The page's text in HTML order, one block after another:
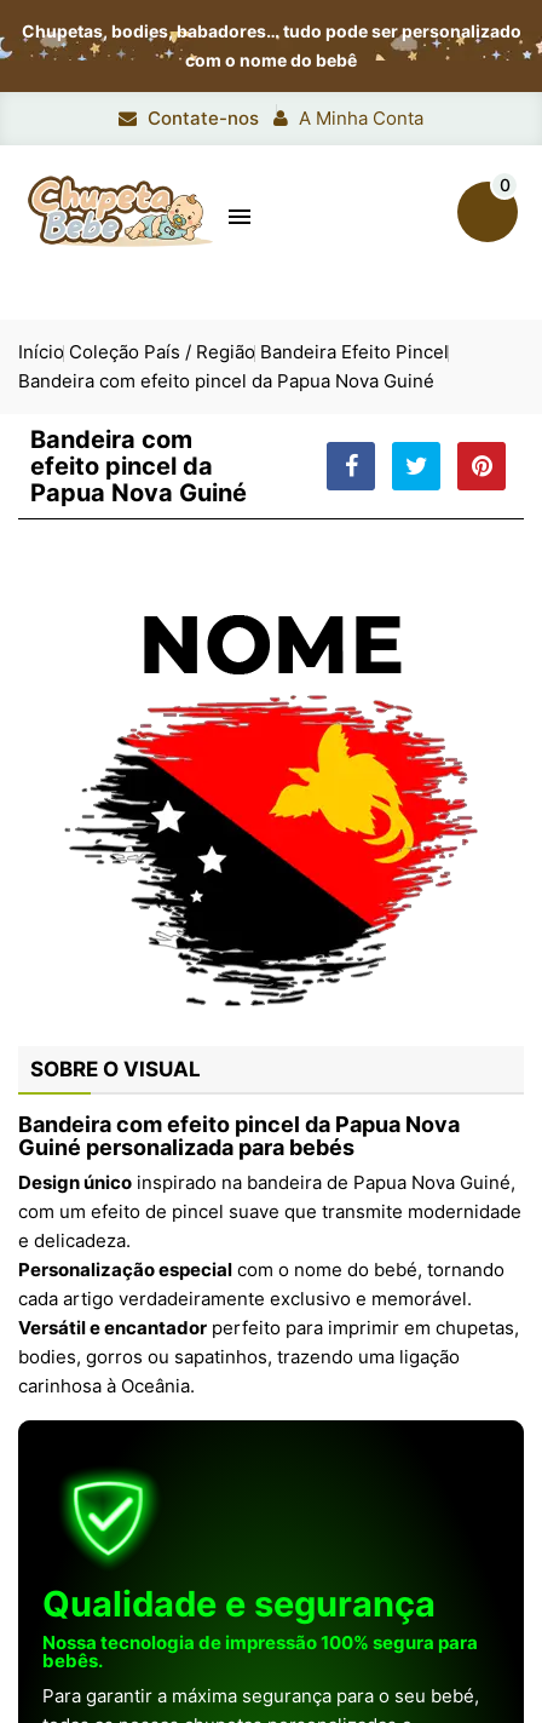
Chupetas, bodies, babadores…tudo pode ser personalizado
com o nome do bebê
Contate-nos A Minha Conta

0
Início Coleção País / Região Bandeira Efeito Pincel
Bandeira com efeito pincel da Papua Nova Guiné
Bandeira com
efeito pincel da
Papua Nova Guiné
SOBRE O VISUAL
Bandeira com efeito pincel da Papua Nova
Guiné personalizada para bebés
Design único inspirado na bandeira de Papua Nova Guiné,
com um efeito de pincel suave que transmite modernidade
e delicadeza.
Personalização especial com o nome do bebé, tornando
cada artigo verdadeiramente exclusivo e memorável.
Versátil e encantador perfeito para imprimir em chupetas,
bodies, gorros ou sapatinhos, trazendo uma ligação
carinhosa à Oceânia.
Qualidade e segurança
Nossa tecnologia de impressão 100% segura para
bebês.
Para garantir a máxima segurança para o seu bebé,